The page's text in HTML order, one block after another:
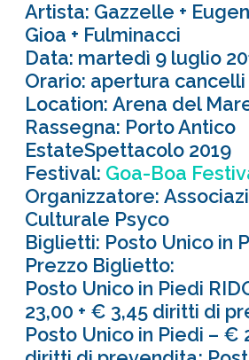
Artista: Gazzelle +
Gioa + Fulminacci
Data: martedì 9 luglio
Orario: apertura cancelli
Location: Arena del
Rassegna: Porto Antico
EstateSpettacolo 2019
Festival: Goa-Boa
Organizzatore:
Culturale Psyco
Biglietti: Posto Unico in
Prezzo Biglietto:
Posto Unico in Piedi
23,00 + € 3,45 diritti di
Posto Unico in Piedi – €